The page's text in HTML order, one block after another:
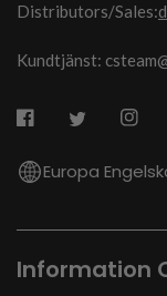
Distributors/Sales:
Kundtjänst:
Europa
Information